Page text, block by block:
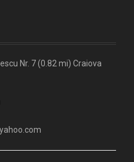
Nr. 7 (0.82 mi) Craiova